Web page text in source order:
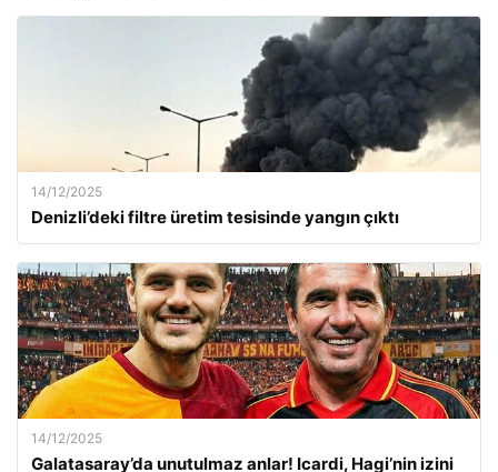
14/12/2025
Denizli’deki filtre üretim tesisinde yangın çıktı
14/12/2025
Galatasaray’da unutulmaz anlar! Icardi, Hagi’nin izini